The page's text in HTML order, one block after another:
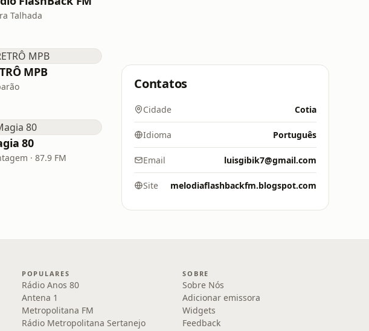
Talhada
MPB
80
· 87.9 FM
Contatos
Cidade Cotia
Idioma Português
Email luisgibik7@gmail.com
Site melodiaflashbackfm.blogspot.com
POPULARES
Rádio Anos 80
Antena 1
Metropolitana FM
Rádio Metropolitana Sertanejo
SOBRE
Sobre Nós
Adicionar emissora
Widgets
Feedback